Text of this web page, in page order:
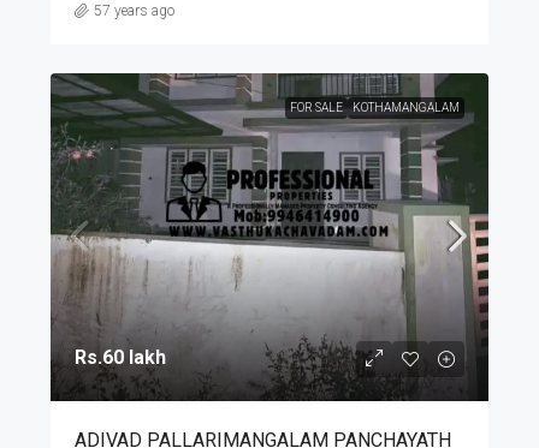
57 years ago
FOR SALE KOTHAMANGALAM
Rs.60 lakh
ADIVAD PALLARIMANGALAM PANCHAYATH